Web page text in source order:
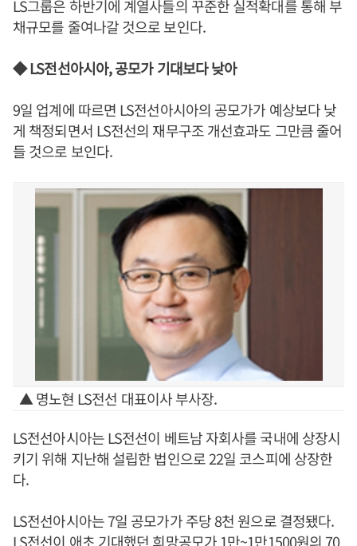
LS그룹은 하반기에 계열사들의 꾸준한 실적확대를 통해 부
채규모를 줄여나갈 것으로 보인다.
◆ LS전선아시아, 공모가 기대보다 낮아
9일 업계에 따르면 LS전선아시아의 공모가가 예상보다 낮
게 책정되면서 LS전선의 재무구조 개선효과도 그만큼 줄어
들 것으로 보인다.
▲ 명노현 LS전선 대표이사 부사장.
LS전선아시아는 LS전선이 베트남 자회사를 국내에 상장시
키기 위해 지난해 설립한 법인으로 22일 코스피에 상장한
다.
LS전선아시아는 7일 공모가가 주당 8천 원으로 결정됐다.
LS전선이 애초 기대했던 희망공모가 1만~1만1500원의 70